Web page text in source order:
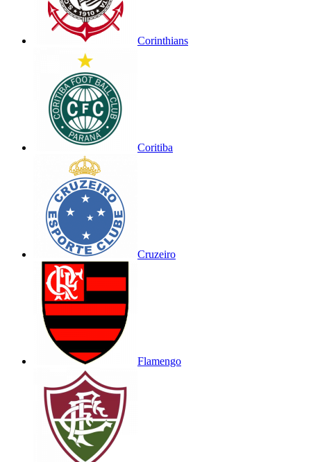
Corinthians
Coritiba
Cruzeiro
Flamengo